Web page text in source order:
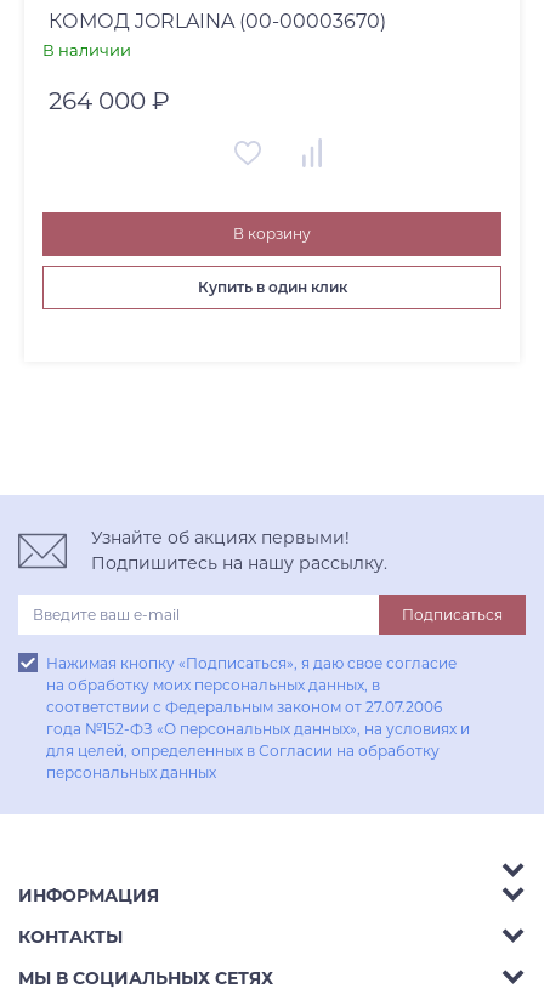
КОМОД JORLAINA (00-00003670)
В наличии
264 000 ₽
В корзину
Купить в один клик
Узнайте об акциях первыми!
Подпишитесь на нашу рассылку.
Подписаться
Нажимая кнопку «Подписаться», я даю свое согласие
на обработку моих персональных данных, в
соответствии с Федеральным законом от 27.07.2006
года №152-ФЗ «О персональных данных», на условиях и
для целей, определенных в Согласии на обработку
персональных данных
Аксессуары
Гостиные
ИНФОРМАЦИЯ
Акции
КОНТАКТЫ
Телефон: 8 (800) 302-42-39
МЫ В СОЦИАЛЬНЫХ СЕТЯХ